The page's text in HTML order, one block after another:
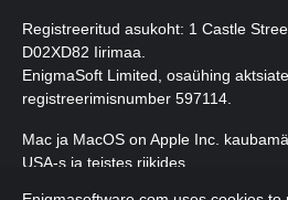
Registreeritud asukoht: 1 Castle
D02XD82 Iirimaa.
EnigmaSoft Limited, osaühing
registreerimisnumber 597114.
Mac ja MacOS on Apple Inc.
USA-s ja teistes riikides.